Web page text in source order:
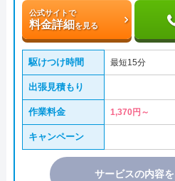
公式サイトで
料金詳細を見る
駆けつけ時間 最短15分
出張見積もり
作業料金 1,370円～
キャンペーン
サービスの内容